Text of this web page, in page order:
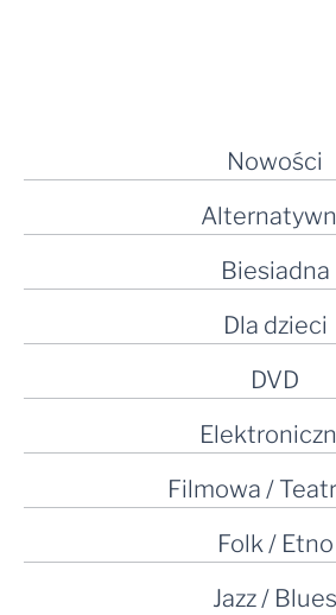
Nowości
Biesiadna
Dla dzieci
DVD
Filmowa /
Folk / Etno
Jazz / Blues